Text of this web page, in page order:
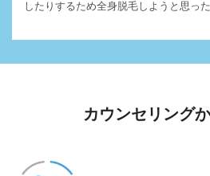
したりするため全身脱毛しようと思った
カウンセリング